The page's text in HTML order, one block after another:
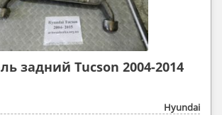
задний Tucson 2004-2014
Hyundai